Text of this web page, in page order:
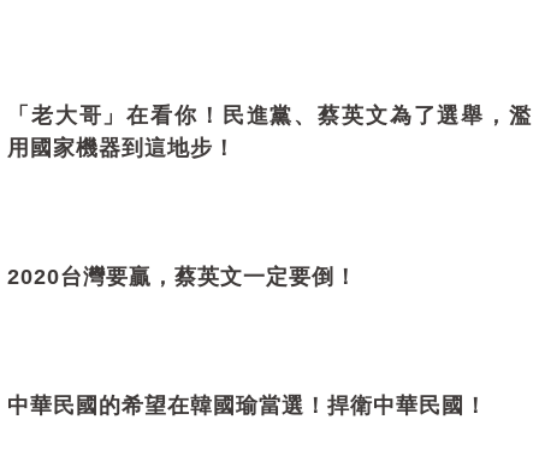
「老大哥」在看你！民進黨、蔡英文為了選舉，濫
用國家機器到這地步！
2020台灣要贏，蔡英文一定要倒！
中華民國的希望在韓國瑜當選！捍衛中華民國！